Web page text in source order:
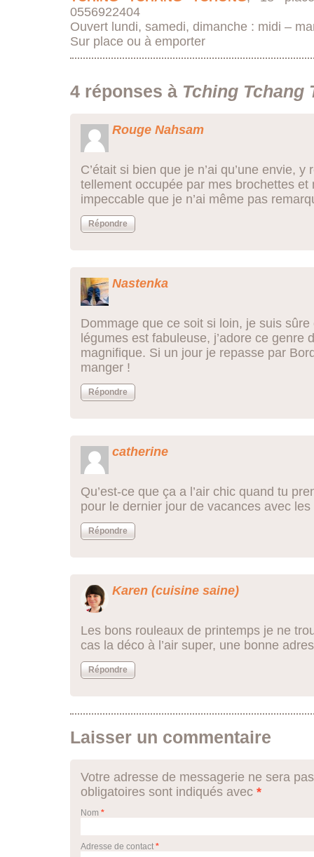
0556922404
Ouvert lundi, samedi, dimanche : midi –
Sur place ou à emporter
4 réponses à Tching Tchang
Rouge Nahsam
C’était si bien que je n’ai qu’une envie,
tellement occupée par mes brochettes
impeccable que je n’ai même pas
Répondre
Nastenka
Dommage que ce soit si loin, je suis sûre
légumes est fabuleuse, j’adore ce genre
magnifique. Si un jour je repasse par
manger !
Répondre
catherine
Qu’est-ce que ça a l’air chic quand tu
pour le dernier jour de vacances avec les
Répondre
Karen (cuisine saine)
Les bons rouleaux de printemps je ne
cas la déco à l’air super, une bonne
Répondre
Laisser un commentaire
Votre adresse de messagerie ne sera
obligatoires sont indiqués avec *
Nom *
Adresse de contact *